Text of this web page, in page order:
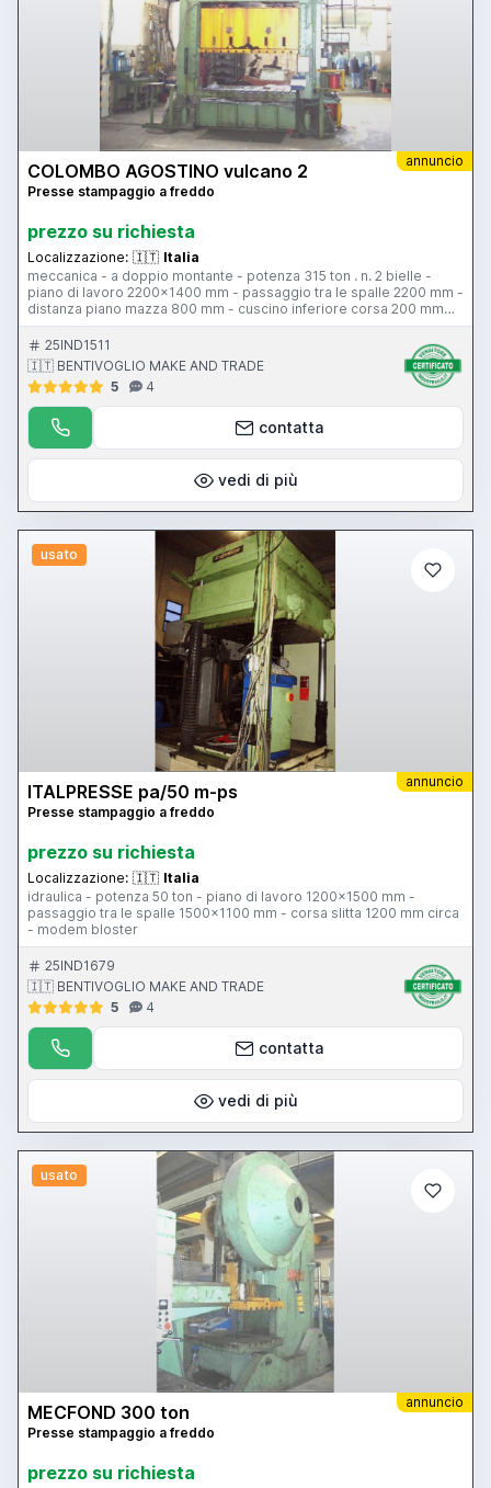
annuncio
COLOMBO AGOSTINO vulcano 2
Presse stampaggio a freddo
prezzo su richiesta
Localizzazione: 🇮🇹 Italia
meccanica - a doppio montante - potenza 315 ton . n. 2 bielle -
piano di lavoro 2200x1400 mm - passaggio tra le spalle 2200 mm -
distanza piano mazza 800 mm - cuscino inferiore corsa 200 mm
80 ton - 17 colpi al minuto - corsa slitta 400 mm - dimensione
mazza 2350x1100 mm - regolazione mazza 120 mm - peso 50200
kg - potenza motore generale 40 CV
25IND1511
🇮🇹 BENTIVOGLIO MAKE AND TRADE
5
4
contatta
vedi di più
usato
annuncio
ITALPRESSE pa/50 m-ps
Presse stampaggio a freddo
prezzo su richiesta
Localizzazione: 🇮🇹 Italia
idraulica - potenza 50 ton - piano di lavoro 1200x1500 mm -
passaggio tra le spalle 1500x1100 mm - corsa slitta 1200 mm circa
- modem bloster
25IND1679
🇮🇹 BENTIVOGLIO MAKE AND TRADE
5
4
contatta
vedi di più
usato
annuncio
MECFOND 300 ton
Presse stampaggio a freddo
prezzo su richiesta